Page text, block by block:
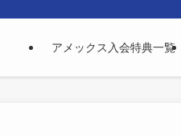
アメックス入会特典一覧